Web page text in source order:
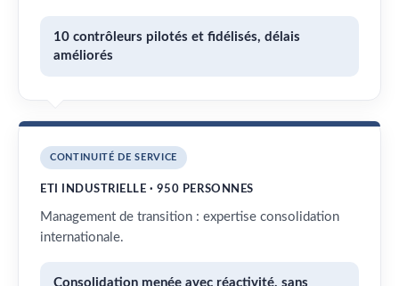
10 contrôleurs pilotés et fidélisés, délais
améliorés
CONTINUITÉ DE SERVICE
ETI INDUSTRIELLE · 950 PERSONNES
Management de transition : expertise consolidation
internationale.
Consolidation menée avec réactivité, sans